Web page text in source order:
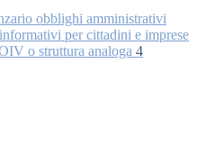
obblighi amministrativi
per cittadini e imprese
o struttura analoga 4